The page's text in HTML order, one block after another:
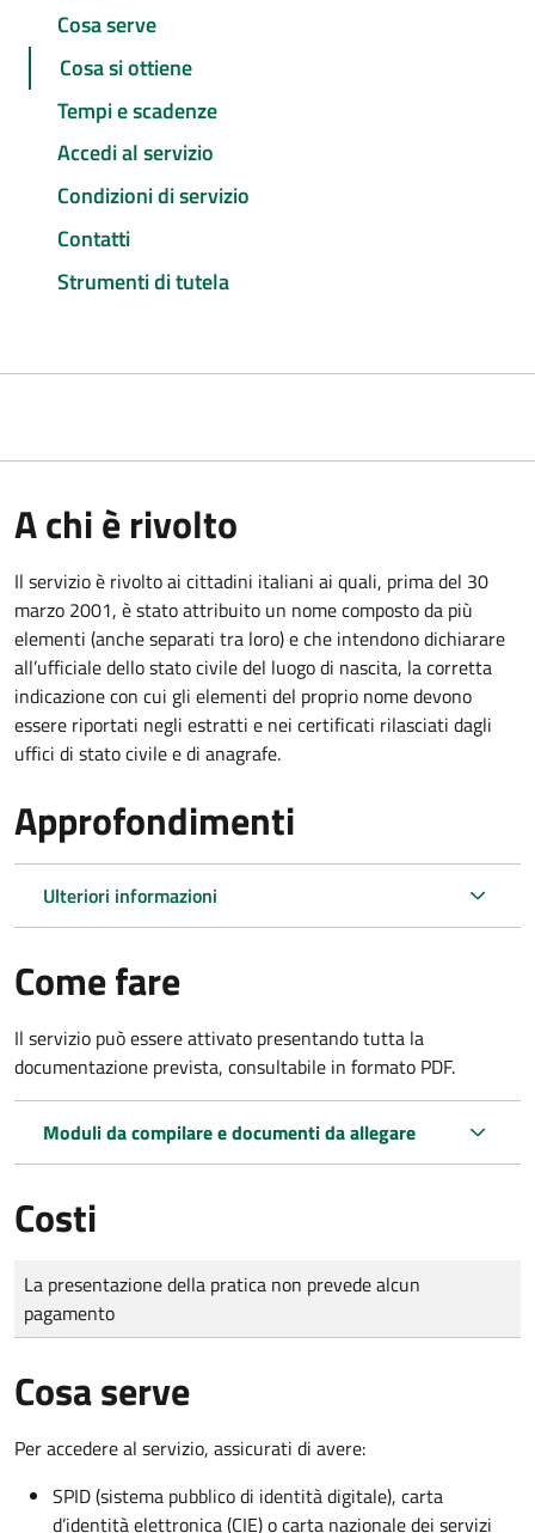
Cosa serve
Cosa si ottiene
Tempi e scadenze
Accedi al servizio
Condizioni di servizio
Contatti
Strumenti di tutela
A chi è rivolto
Il servizio è rivolto ai cittadini italiani ai quali, prima del 30
marzo 2001, è stato attribuito un nome composto da più
elementi (anche separati tra loro) e che intendono dichiarare
all’ufficiale dello stato civile del luogo di nascita, la corretta
indicazione con cui gli elementi del proprio nome devono
essere riportati negli estratti e nei certificati rilasciati dagli
uffici di stato civile e di anagrafe.
Approfondimenti
Ulteriori informazioni
Come fare
Il servizio può essere attivato presentando tutta la
documentazione prevista, consultabile in formato PDF.
Moduli da compilare e documenti da allegare
Costi
Tipo di pagamento
Importo
La presentazione della pratica non prevede alcun
pagamento
Cosa serve
Per accedere al servizio, assicurati di avere:
SPID (sistema pubblico di identità digitale), carta
d’identità elettronica (CIE) o carta nazionale dei servizi